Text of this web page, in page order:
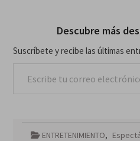
Descubre más
Suscríbete y recibe las últimas
ENTRETENIMIENTO,